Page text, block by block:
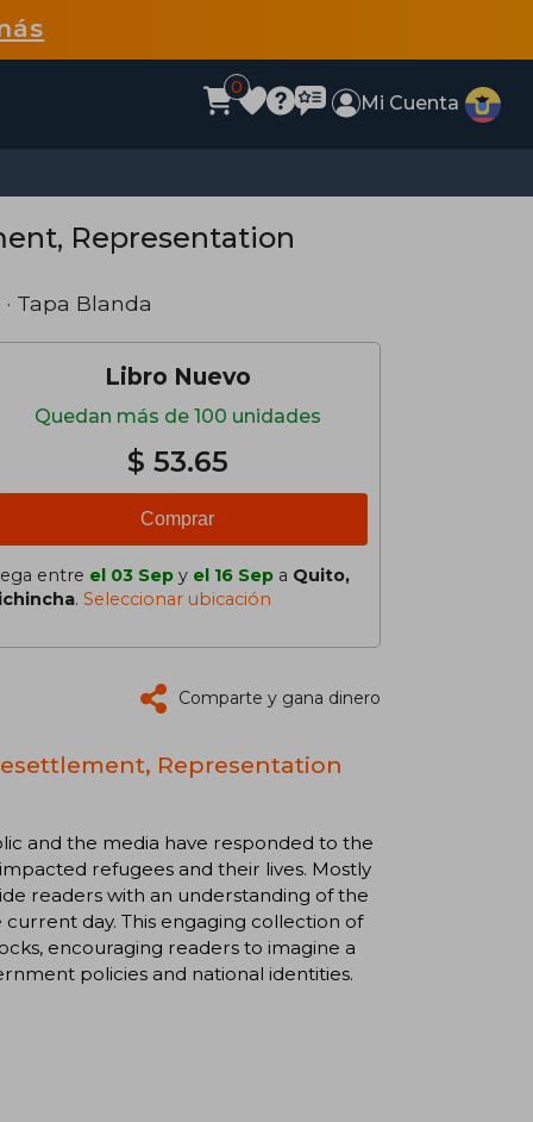
0
Mi Cuenta
Representation
· Tapa Blanda
Libro Nuevo
Quedan más de 100 unidades
$ 53.65
Comprar
entre el 03 Sep y el 16 Sep a Quito,
. Seleccionar ubicación
Comparte y gana dinero
Representation
and the media have responded to the
refugees and their lives. Mostly
readers with an understanding of the
day. This engaging collection of
encouraging readers to imagine a
policies and national identities.